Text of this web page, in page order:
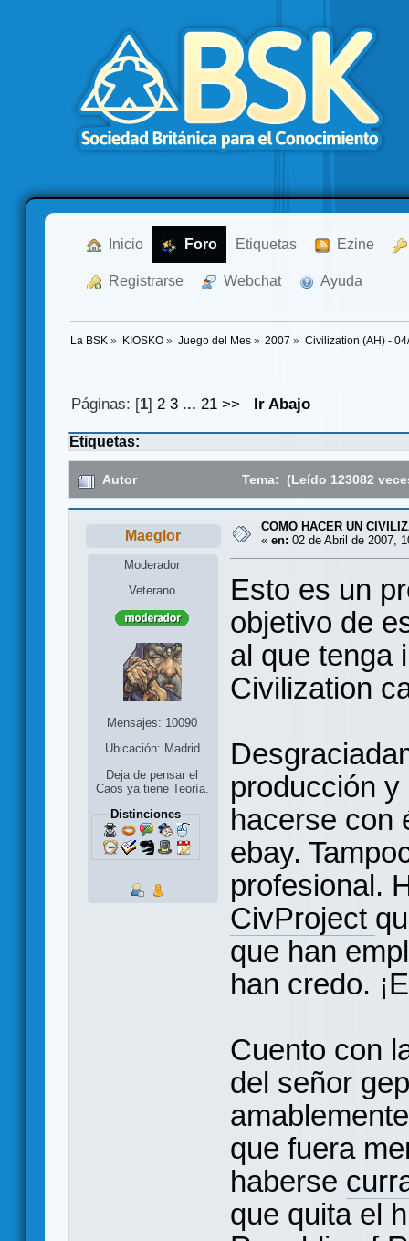
Inicio Foro Etiquetas Ezine
Registrarse Webchat Ayuda
La BSK » KIOSKO» Juego del Mes» 2007 » Civilization (AH) -
Páginas: [1]2 3 ...21 >> Ir Abajo
Etiquetas:
Autor Tema: (Leído 123082
Maeglor
Moderador
Veterano
Mensajes: 10090
Ubicación: Madrid
Deja de pensar el
Caos ya tiene Teoría.
Distinciones
COMO HACER UN
« en: 02 de Abril de 2007,
Esto es un
objetivo de
al que tenga
Civilization
producción
hacerse con
ebay.
profesional.
CivProject
que han
han credo.
Cuento con
del señor
que fuera
haberse
que quita el